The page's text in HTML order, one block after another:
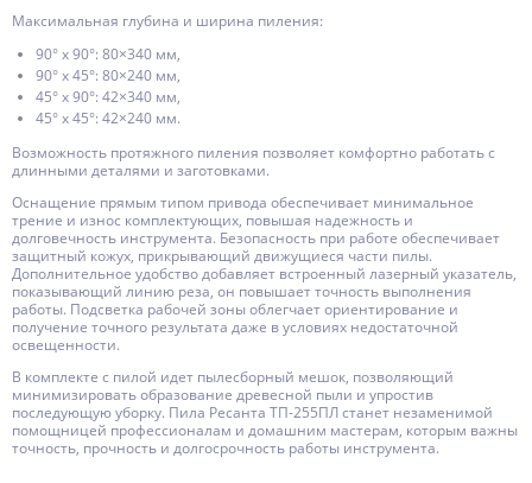
Максимальная глубина и ширина пиления:
90° x 90°: 80×340 мм,
90° x 45°: 80×240 мм,
45° x 90°: 42×340 мм,
45° x 45°: 42×240 мм.
Возможность протяжного пиления позволяет комфортно работать с
длинными деталями и заготовками.
Оснащение прямым типом привода обеспечивает минимальное
трение и износ комплектующих, повышая надежность и
долговечность инструмента. Безопасность при работе обеспечивает
защитный кожух, прикрывающий движущиеся части пилы.
Дополнительное удобство добавляет встроенный лазерный указатель,
показывающий линию реза, он повышает точность выполнения
работы. Подсветка рабочей зоны облегчает ориентирование и
получение точного результата даже в условиях недостаточной
освещенности.
В комплекте с пилой идет пылесборный мешок, позволяющий
минимизировать образование древесной пыли и упростив
последующую уборку. Пила Ресанта ТП-255ПЛ станет незаменимой
помощницей профессионалам и домашним мастерам, которым важны
точность, прочность и долгосрочность работы инструмента.